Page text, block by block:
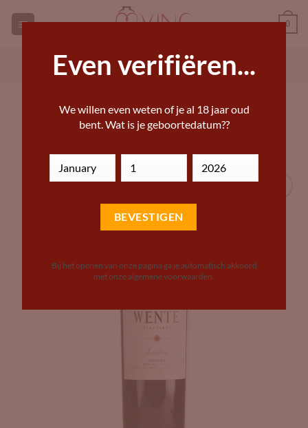
naar
0
GEORGISCHE WIJNEN KOPEN ANDERE WIJN KOPEN
HOME » DRANKWINKEL – BIJZONDERE WIJNEN,
BIEREN EN STERKE DRANKEN
Even verifiëren...
We willen even weten of je al 18 jaar oud
bent. Wat is je geboortedatum??
Bij het openen van onze pagina ga je automatisch akkoord
met onze algemene voorwaarden.